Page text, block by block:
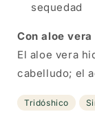
sequedad
Con aloe
El aloe vera
cabelludo; el
Tridóshico